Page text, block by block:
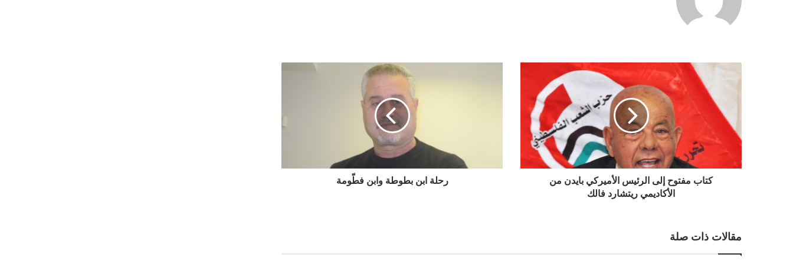
كتاب مفتوح إلى الرئيس الأميركي بايدن من
الأكاديمي ريتشارد فالك
رحلة ابن بطوطة وابن فطّومة
مقالات ذات صلة